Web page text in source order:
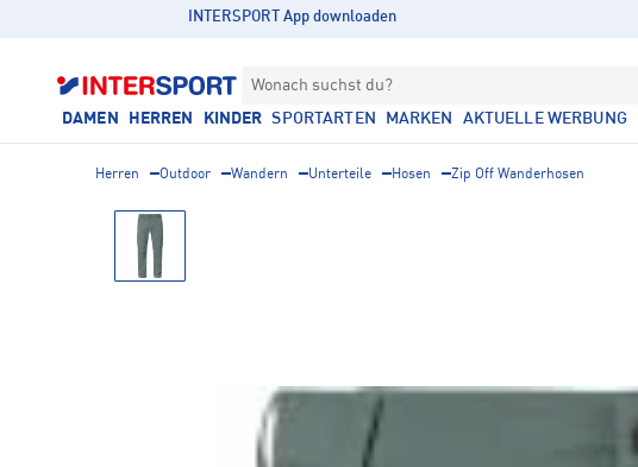
INTERSPORT App downloaden
Wonach suchst du?
DAMEN HERREN KINDER SPORTARTEN MARKEN AKTUELLE WERBUNG
Herren Outdoor Wandern Unterteile Hosen Zip Off Wanderhosen